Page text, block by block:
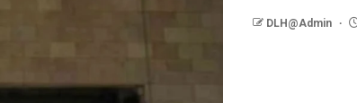
DLH@Admin